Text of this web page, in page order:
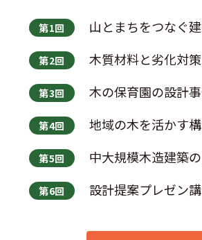
第1回 山とまちをつなぐ
第2回 木質材料と劣化対
第3回 木の保育園の設計
第4回 地域の木を活かす
第5回 中大規模木造建築
第6回 設計提案プレゼン